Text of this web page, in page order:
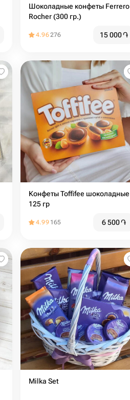
Шоколадные конфеты Ferrero
Rocher (300 гр.)
4.96276 15 000֏
Конфеты Toffifee шоколадные
125 гр
4.99 165 6 500֏
Milka Set